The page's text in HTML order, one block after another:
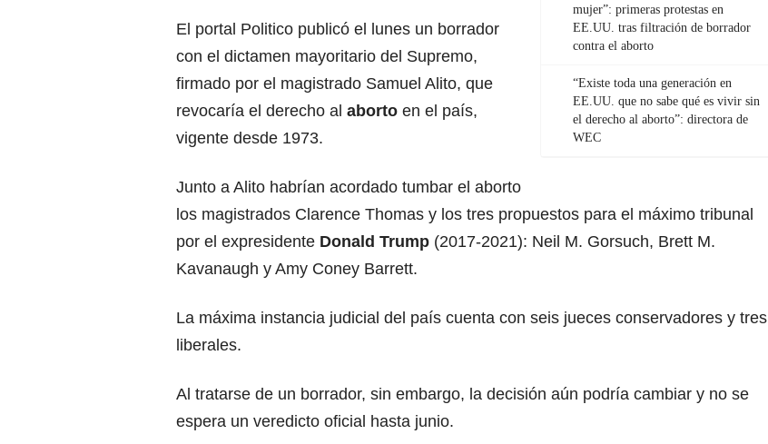
mujer”: primeras protestas en
EE.UU. tras filtración de borrador
contra el aborto
“Existe toda una generación en
EE.UU. que no sabe qué es vivir sin
el derecho al aborto”: directora de
WEC
El portal Politico publicó el lunes un borrador
con el dictamen mayoritario del Supremo,
firmado por el magistrado Samuel Alito, que
revocaría el derecho al aborto en el país,
vigente desde 1973.
Junto a Alito habrían acordado tumbar el aborto
los magistrados Clarence Thomas y los tres propuestos para el máximo tribunal
por el expresidente Donald Trump (2017-2021): Neil M. Gorsuch, Brett M.
Kavanaugh y Amy Coney Barrett.
La máxima instancia judicial del país cuenta con seis jueces conservadores y tres
liberales.
Al tratarse de un borrador, sin embargo, la decisión aún podría cambiar y no se
espera un veredicto oficial hasta junio.